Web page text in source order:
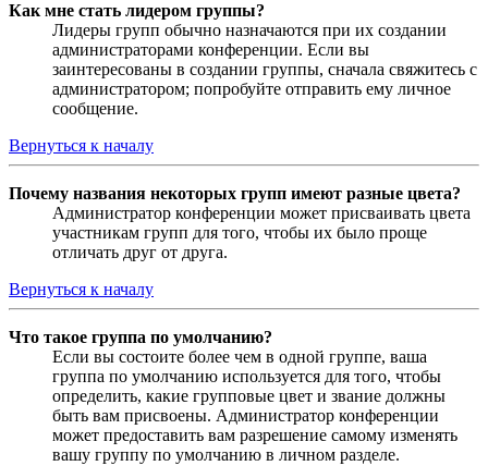
Как мне стать лидером группы?
Лидеры групп обычно назначаются при их создании
администраторами конференции. Если вы
заинтересованы в создании группы, сначала свяжитесь с
администратором; попробуйте отправить ему личное
сообщение.
Вернуться к началу
Почему названия некоторых групп имеют разные цвета?
Администратор конференции может присваивать цвета
участникам групп для того, чтобы их было проще
отличать друг от друга.
Вернуться к началу
Что такое группа по умолчанию?
Если вы состоите более чем в одной группе, ваша
группа по умолчанию используется для того, чтобы
определить, какие групповые цвет и звание должны
быть вам присвоены. Администратор конференции
может предоставить вам разрешение самому изменять
вашу группу по умолчанию в личном разделе.